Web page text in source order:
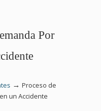
Por
→ Proceso de
un Accidente